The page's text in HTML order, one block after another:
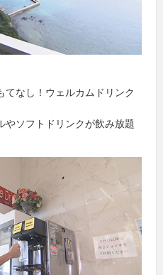
てなし！ウェルカムドリンク
やソフトドリンクが飲み放題